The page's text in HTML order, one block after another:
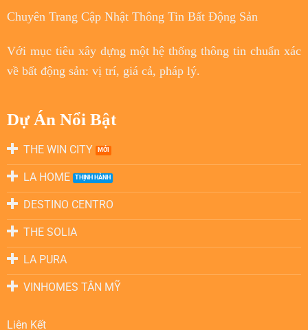
Chuyên Trang Cập Nhật Thông Tin Bất Động Sản
Với mục tiêuxây dựng một hệ thống thông tin chuẩn xác
về bất động sản: vị trí, giá cả, pháp lý.
Dự Án Nổi Bật
THE WIN CITY
LA HOME
DESTINO CENTRO
THE SOLIA
LA PURA
VINHOMES TÂN MỸ
Liên Kết